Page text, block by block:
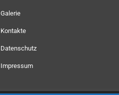
Galerie
Kontakte
Datenschutz
Impressum